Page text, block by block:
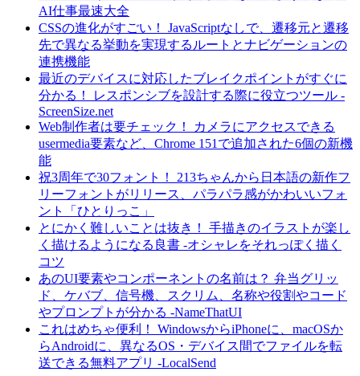
AI仕事最速大全
CSSの進化がすごい！ JavaScriptなしで、遷移元と遷移
先で異なる挙動を実現するルートとナビゲーションの
連携機能
最近のデバイスに対応したブレイクポイントがすぐに
分かる！ レスポンシブを設計する際に役立つツール -
ScreenSize.net
Web制作者は要チェック！ カメラにアクセスできる
usermedia要素など、Chrome 151で追加された6個の新機
能
祝3周年で30フォント！ 213ちゃんから日本語の新作フ
リーフォントがリリース、パラパラ感がかわいいフォ
ント「ひとりっこ」
とにかく難しいことは抜き！ 手描きのイラストが楽し
く描けるようになる良書 -オシャレをそれっぽく描く
コツ
あのUI要素やコンポーネントの名前は？ 弁当グリッ
ド、ケバブ、信号機、スクリム、名称や役割やコード
やプロンプトが分かる -NameThatUI
これはめちゃ便利！ WindowsからiPhoneに、macOSか
らAndroidに、異なるOS・デバイス間でファイルを転
送できる無料アプリ -LocalSend